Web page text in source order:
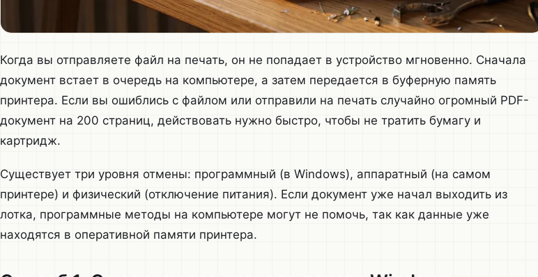
Когда вы отправляете файл на печать, он не попадает в устройство мгновенно. Сначала
документ встает в очередь на компьютере, а затем передается в буферную память
принтера. Если вы ошиблись с файлом или отправили на печать случайно огромный PDF-
документ на 200 страниц, действовать нужно быстро, чтобы не тратить бумагу и
картридж.
Существует три уровня отмены: программный (в Windows), аппаратный (на самом
принтере) и физический (отключение питания). Если документ уже начал выходить из
лотка, программные методы на компьютере могут не помочь, так как данные уже
находятся в оперативной памяти принтера.